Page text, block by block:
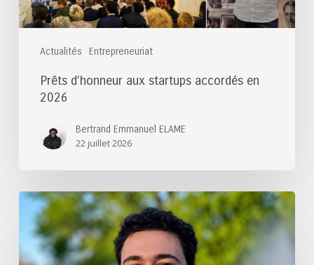
Actualités Entrepreneuriat
Prêts d’honneur aux startups accordés en
2026
Bertrand Emmanuel ELAME
22 juillet 2026
Félicitations
lauréat
du